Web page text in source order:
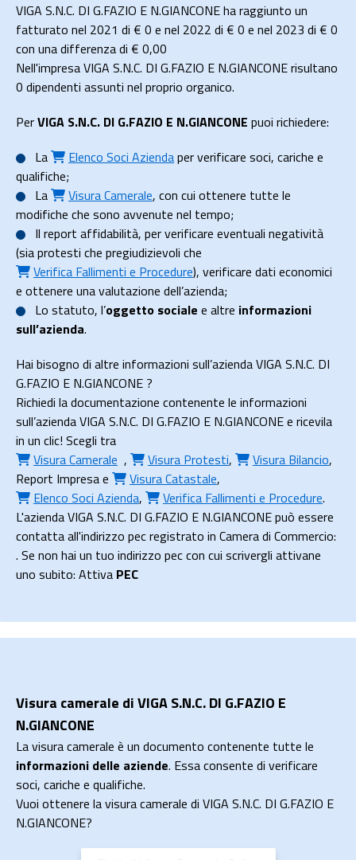
VIGA S.N.C. DI G.FAZIO E N.GIANCONE ha raggiunto un
fatturato nel 2021 di € 0 e nel 2022 di € 0 e nel 2023 di € 0
con una differenza di € 0,00
Nell'impresa VIGA S.N.C. DI G.FAZIO E N.GIANCONE risultano
0 dipendenti assunti nel proprio organico.
PerVIGA S.N.C. DI G.FAZIO E N.GIANCONE puoi richiedere:
La
Elenco Soci Aziendaper verificare soci, cariche e
qualifiche;
La
Visura Camerale, con cui ottenere tutte le
modifiche che sono avvenute nel tempo;
Il report affidabilità, per verificare eventuali negatività
(sia protesti che pregiudizievoli che
Verifica Fallimenti e Procedure), verificare dati economici
e ottenere una valutazione dell’azienda;
Lo statuto, l’oggetto sociale e altre informazioni
sull’azienda.
Hai bisogno di altre informazioni sull’azienda VIGA S.N.C. DI
G.FAZIO E N.GIANCONE ?
Richiedi la documentazione contenente le informazioni
sull’azienda VIGA S.N.C. DI G.FAZIO E N.GIANCONE e ricevila
in un clic! Scegli tra
Visura Camerale , Visura Protesti, Visura Bilancio,
Report Impresae Visura Catastale,
Elenco Soci Azienda, Verifica Fallimenti e Procedure.
L'azienda VIGA S.N.C. DI G.FAZIO E N.GIANCONE può essere
contatta all'indirizzo pec registrato in Camera di Commercio:
. Se non hai un tuo indirizzo pec con cui scrivergli attivane
uno subito: Attiva PEC
Visura camerale di VIGA S.N.C. DI G.FAZIO E
N.GIANCONE
La visura camerale è un documento contenente tutte le
informazioni delle aziende. Essa consente di verificare
soci, cariche e qualifiche.
Vuoi ottenere la visura camerale di VIGA S.N.C. DI G.FAZIO E
N.GIANCONE?